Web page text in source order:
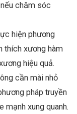
chăm sóc
hiện phương
thích xương hàm
hiệu quả.
cần mài nhỏ
pháp truyền
mạnh xung quanh.